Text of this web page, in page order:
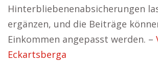
Hinterbliebenenabsicherungen
ergänzen, und die Beiträge
Einkommen angepasst werden. –
Eckartsberga